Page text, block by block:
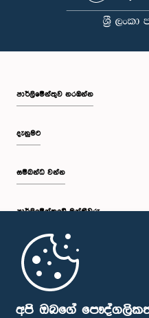
අපි ඔබගේ
පාර්ලි‌මේන්තුව නරඹන්න
දැනුමට
සම්බන්ධ වන්න
පාර්ලි‌මේන්තුවේ මන්ත්‍රීවරු
මුල් පිටුව
පාර්ලිමේන්තු ජංගම යෙදුම